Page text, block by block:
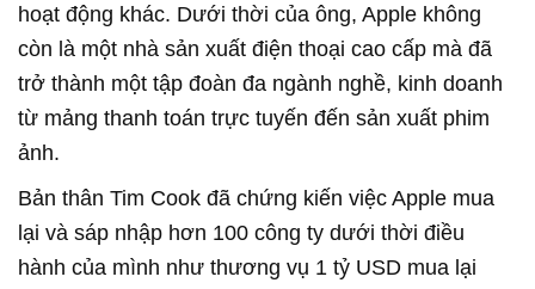
hoạt động khác. Dưới thời của ông, Apple không
còn là một nhà sản xuất điện thoại cao cấp mà đã
trở thành một tập đoàn đa ngành nghề, kinh doanh
từ mảng thanh toán trực tuyến đến sản xuất phim
ảnh.
Bản thân Tim Cook đã chứng kiến việc Apple mua
lại và sáp nhập hơn 100 công ty dưới thời điều
hành của mình như thương vụ 1 tỷ USD mua lại